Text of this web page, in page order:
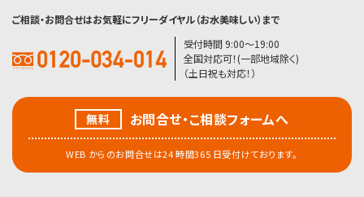
ご相談・お問合せはお気軽にフリーダイヤル（お水美味しい）まで
受付時間 9:00〜19:00
全国対応可！(一部地域除く)
（土日祝も対応！）
無料 お問合せ・こ相談フォームへ
WEB からのお問合せは24 時間365 日受付けております。